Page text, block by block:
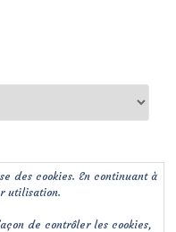
des cookies. En continuant à
utilisation.
de contrôler les cookies,